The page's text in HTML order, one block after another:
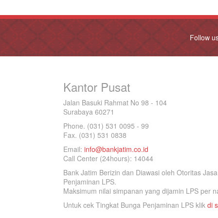
Follow
Kantor Pusat
Jalan Basuki Rahmat No 98 - 104
Surabaya 60271
Phone. (031) 531 0095 - 99
Fax. (031) 531 0838
Email: info@bankjatim.co.id
Call Center (24hours): 14044
Bank Jatim Berizin dan Diawasi oleh Otoritas
Penjaminan LPS.
Maksimum nilai simpanan yang dijamin LPS per
Untuk cek Tingkat Bunga Penjaminan LPS klik di